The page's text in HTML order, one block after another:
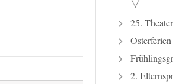
25.
Osterferien
2.